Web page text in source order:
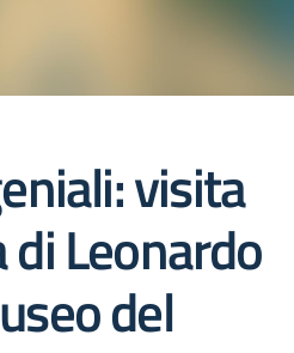
visita
Leonardo
del